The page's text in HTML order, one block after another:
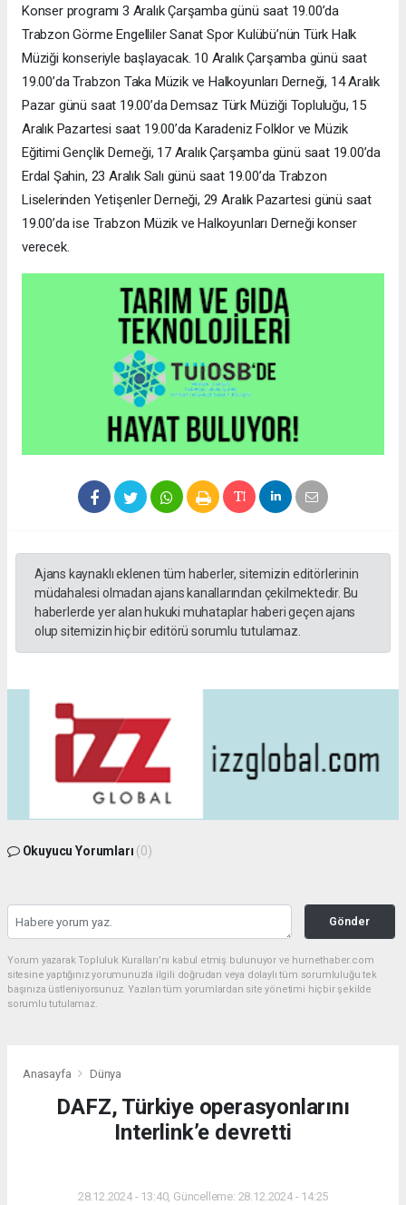
Konser programı 3 Aralık Çarşamba günü saat 19.00’da
Trabzon Görme Engelliler Sanat Spor Kulübü’nün Türk Halk
Müziği konseriyle başlayacak. 10 Aralık Çarşamba günü saat
19.00’da Trabzon Taka Müzik ve Halkoyunları Derneği, 14 Aralık
Pazar günü saat 19.00’da Demsaz Türk Müziği Topluluğu, 15
Aralık Pazartesi saat 19.00’da Karadeniz Folklor ve Müzik
Eğitimi Gençlik Derneği, 17 Aralık Çarşamba günü saat 19.00’da
Erdal Şahin, 23 Aralık Salı günü saat 19.00’da Trabzon
Liselerinden Yetişenler Derneği, 29 Aralık Pazartesi günü saat
19.00’da ise Trabzon Müzik ve Halkoyunları Derneği konser
verecek.
Ajans kaynaklı eklenen tüm haberler, sitemizin editörlerinin
müdahalesi olmadan ajans kanallarından çekilmektedir. Bu
haberlerde yer alan hukuki muhataplar haberi geçen ajans
olup sitemizin hiç bir editörü sorumlu tutulamaz.
Okuyucu Yorumları (0)
Gönder
Yorum yazarak Topluluk Kuralları’nı kabul etmiş bulunuyor ve hurnethaber.com
sitesine yaptığınız yorumunuzla ilgili doğrudan veya dolaylı tüm sorumluluğu tek
başınıza üstleniyorsunuz. Yazılan tüm yorumlardan site yönetimi hiçbir şekilde
sorumlu tutulamaz.
Anasayfa Dünya
DAFZ, Türkiye operasyonlarını
Interlink’e devretti
28.12.2024 - 13:40, Güncelleme: 28.12.2024 - 14:25